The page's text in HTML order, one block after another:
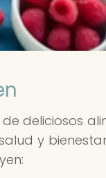
deliciosos
y